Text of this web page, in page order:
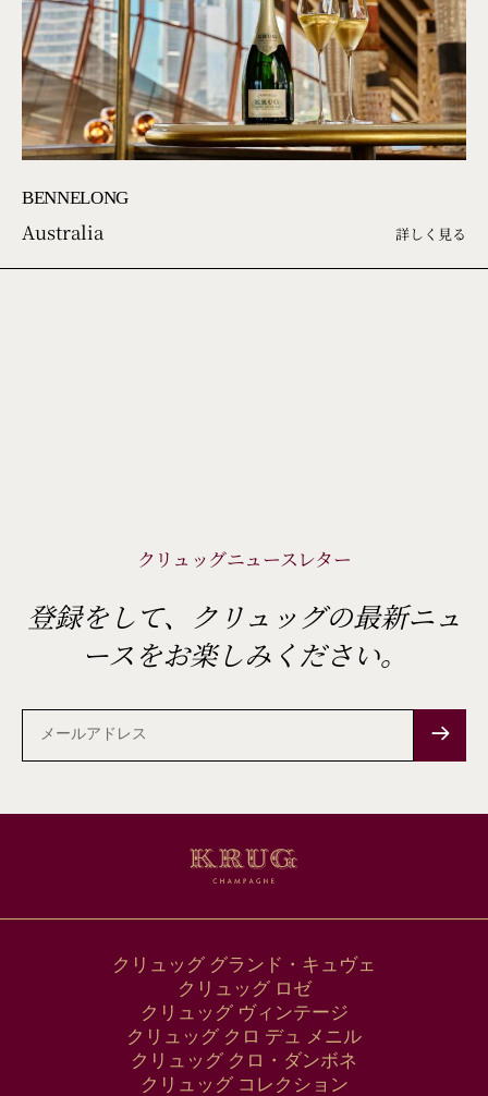
BENNELONG
Australia 詳しく見る
クリュッグニュースレター
登録をして、クリュッグの最新ニュ
ースをお楽しみください。
メ
ー
ル
ア
ド
クリュッグ グランド・キュヴェ
クリュッグ ロゼ
クリュッグ ヴィンテージ
クリュッグ クロ デュ メニル
クリュッグ クロ・ダンボネ
クリュッグ コレクション